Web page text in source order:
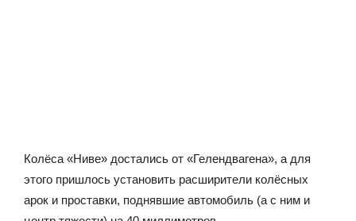
Колёса «Ниве» достались от «Гелендвагена», а для
этого пришлось установить расширители колёсных
арок и проставки, поднявшие автомобиль (а с ним и